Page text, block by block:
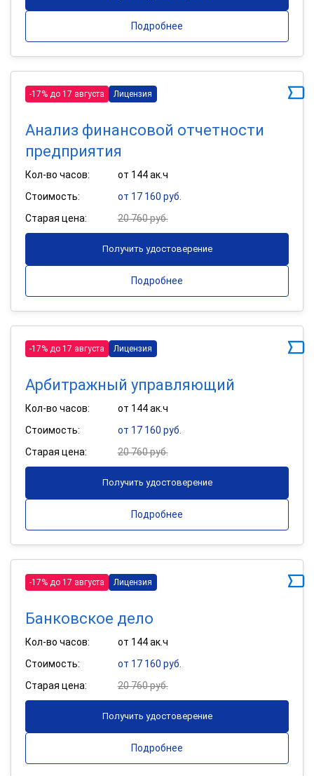
Подробнее
-17% до 17 августа Лицензия
Анализ финансовой отчетности
предприятия
Кол-во часов:
от 144 ак.ч
Стоимость:
от 17 160 руб.
Старая цена:
20 760 руб.
Получить удостоверение
Подробнее
-17% до 17 августа Лицензия
Арбитражный управляющий
Кол-во часов:
от 144 ак.ч
Стоимость:
от 17 160 руб.
Старая цена:
20 760 руб.
Получить удостоверение
Подробнее
-17% до 17 августа Лицензия
Банковское дело
Кол-во часов:
от 144 ак.ч
Стоимость:
от 17 160 руб.
Старая цена:
20 760 руб.
Получить удостоверение
Подробнее